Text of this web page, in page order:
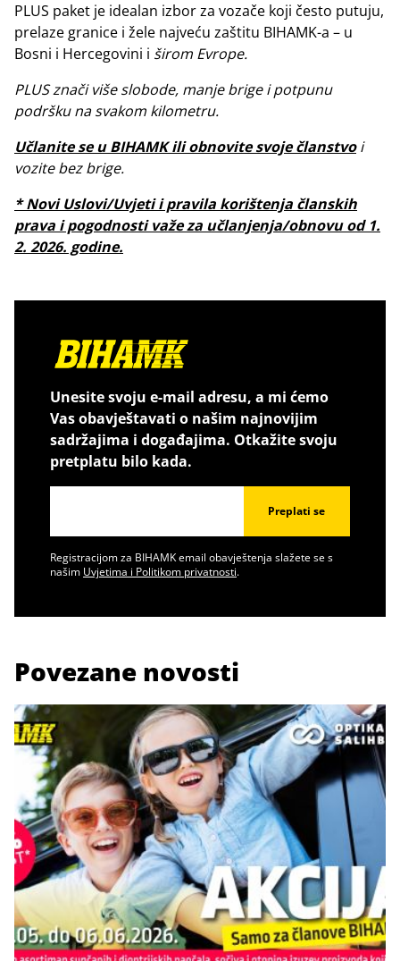
PLUS paket je idealan izbor za vozače koji često putuju,
prelaze granice i žele najveću zaštitu BIHAMK-a – u
Bosni i Hercegovini i širom Evrope.
PLUS znači više slobode, manje brige i potpunu
podršku na svakom kilometru.
Učlanite se u BIHAMK ili obnovite svoje članstvoi
vozite bez brige.
* Novi Uslovi/Uvjeti i pravila korištenja članskih
prava i pogodnosti važe za učlanjenja/obnovu od 1.
2. 2026. godine.
Unesite svoju e-mail adresu, a mi ćemo
Vas obavještavati o našim najnovijim
sadržajima i događajima. Otkažite svoju
pretplatu bilo kada.
Preplati se
Registracijom za BIHAMK email obavještenja slažete se s
našim Uvjetima i Politikom privatnosti.
Povezane novosti